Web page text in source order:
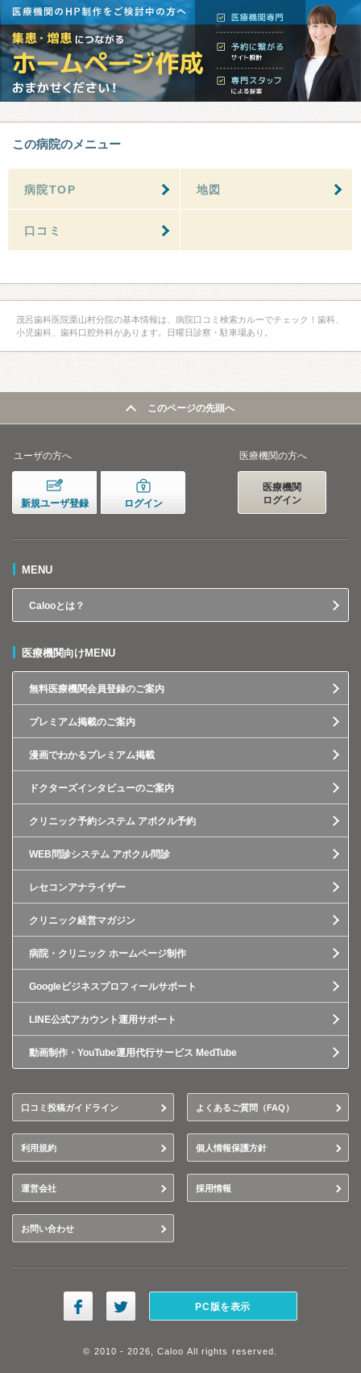
この病院のメニュー
病院TOP 地図
口コミ
茂呂歯科医院栗山村分院の基本情報は、病院口コミ検索カルーでチェック！歯科、
小児歯科、歯科口腔外科があります。日曜日診察・駐車場あり。
このページの先頭へ
ユーザの方へ
新規ユーザ登録 ログイン
医療機関の方へ
医療機関
ログイン
MENU
Calooとは？
医療機関向けMENU
無料医療機関会員登録のご案内
プレミアム掲載のご案内
漫画でわかるプレミアム掲載
ドクターズインタビューのご案内
クリニック予約システム アポクル予約
WEB問診システム アポクル問診
レセコンアナライザー
クリニック経営マガジン
病院・クリニック ホームページ制作
Googleビジネスプロフィールサポート
LINE公式アカウント運用サポート
動画制作・YouTube運用代行サービス MedTube
口コミ投稿ガイドライン よくあるご質問（FAQ）
利用規約 個人情報保護方針
運営会社 採用情報
お問い合わせ
PC版を表示
© 2010 - 2026, Caloo All rights reserved.